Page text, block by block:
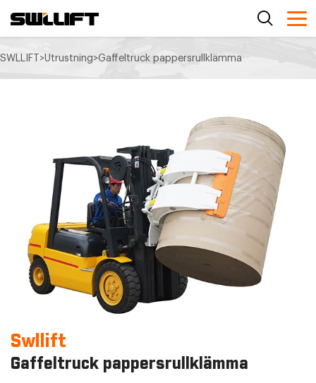
SWLLIFT>Utrustning>Gaffeltruck pappersrullklämma
Swllift
Gaffeltruck pappersrullklämma